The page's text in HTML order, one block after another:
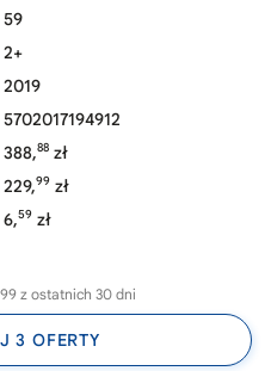
59
2+
2019
5702017194912
388,88 zł
229,99 zł
6,59 zł
z ostatnich 30 dni
3 OFERTY